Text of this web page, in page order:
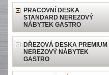
PRACOVNÍ DESKA
STANDARD NEREZOVÝ
NÁBYTEK GASTRO
DŘEZOVÁ DESKA PREMIUM
NEREZOVÝ NÁBYTEK
GASTRO